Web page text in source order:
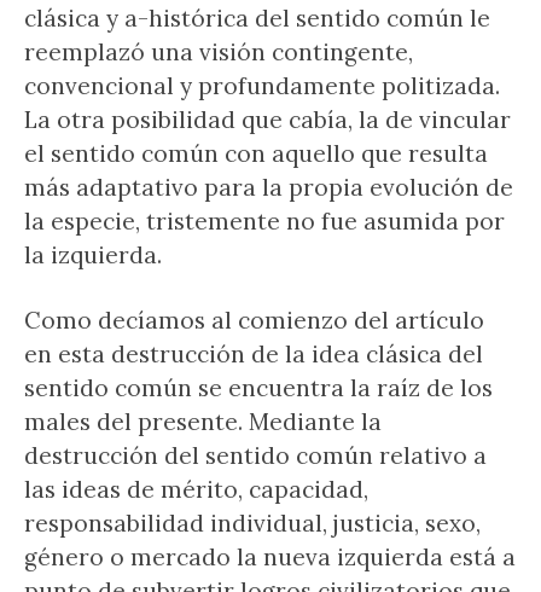
clásica y a-histórica del sentido común le
reemplazó una visión contingente,
convencional y profundamente politizada.
La otra posibilidad que cabía, la de vincular
el sentido común con aquello que resulta
más adaptativo para la propia evolución de
la especie, tristemente no fue asumida por
la izquierda.
Como decíamos al comienzo del artículo
en esta destrucción de la idea clásica del
sentido común se encuentra la raíz de los
males del presente. Mediante la
destrucción del sentido común relativo a
las ideas de mérito, capacidad,
responsabilidad individual, justicia, sexo,
género o mercado la nueva izquierda está a